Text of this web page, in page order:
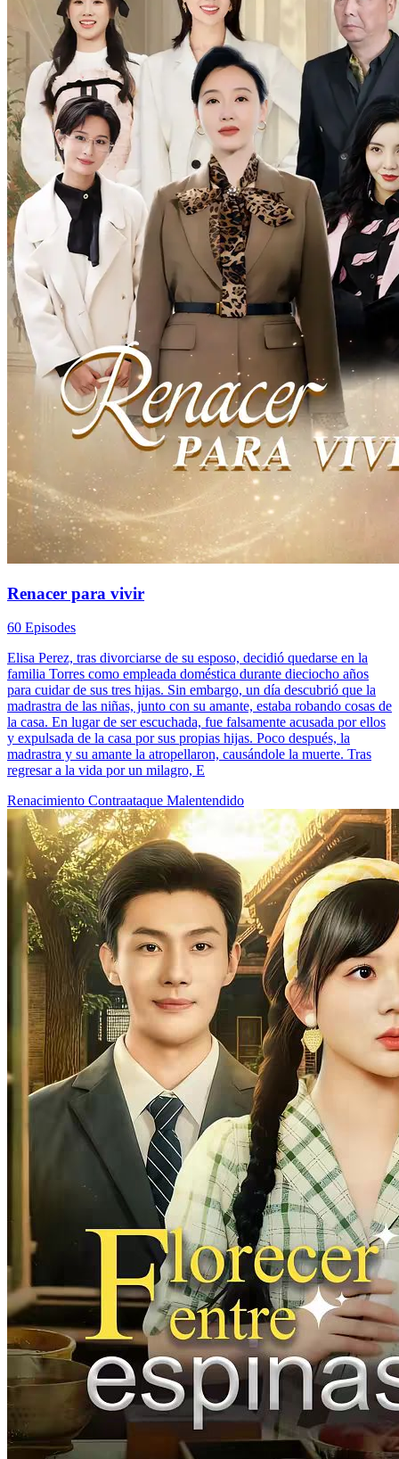
Renacer para vivir
60 Episodes
Elisa Perez, tras divorciarse de su esposo, decidió quedarse en la
familia Torres como empleada doméstica durante dieciocho años
para cuidar de sus tres hijas. Sin embargo, un día descubrió que la
madrastra de las niñas, junto con su amante, estaba robando cosas de
la casa. En lugar de ser escuchada, fue falsamente acusada por ellos
y expulsada de la casa por sus propias hijas. Poco después, la
madrastra y su amante la atropellaron, causándole la muerte. Tras
regresar a la vida por un milagro, E
Renacimiento Contraataque Malentendido